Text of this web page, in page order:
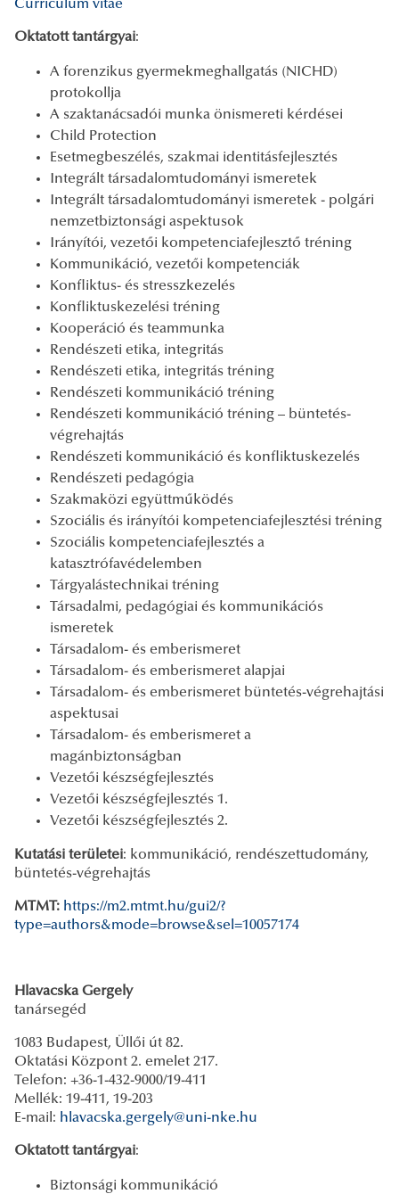
Curriculum vitae
Oktatott tantárgyai:
A forenzikus gyermekmeghallgatás (NICHD)
protokollja
A szaktanácsadói munka önismereti kérdései
Child Protection
Esetmegbeszélés, szakmai identitásfejlesztés
Integrált társadalomtudományi ismeretek
Integrált társadalomtudományi ismeretek - polgári
nemzetbiztonsági aspektusok
Irányítói, vezetői kompetenciafejlesztő tréning
Kommunikáció, vezetői kompetenciák
Konfliktus- és stresszkezelés
Konfliktuskezelési tréning
Kooperáció és teammunka
Rendészeti etika, integritás
Rendészeti etika, integritás tréning
Rendészeti kommunikáció tréning
Rendészeti kommunikáció tréning – büntetés-
végrehajtás
Rendészeti kommunikáció és konfliktuskezelés
Rendészeti pedagógia
Szakmaközi együttműködés
Szociális és irányítói kompetenciafejlesztési tréning
Szociális kompetenciafejlesztés a
katasztrófavédelemben
Tárgyalástechnikai tréning
Társadalmi, pedagógiai és kommunikációs
ismeretek
Társadalom- és emberismeret
Társadalom- és emberismeret alapjai
Társadalom- és emberismeret büntetés-végrehajtási
aspektusai
Társadalom- és emberismeret a
magánbiztonságban
Vezetői készségfejlesztés
Vezetői készségfejlesztés 1.
Vezetői készségfejlesztés 2.
Kutatási területei: kommunikáció, rendészettudomány,
büntetés-végrehajtás
MTMT: https://m2.mtmt.hu/gui2/?
type=authors&mode=browse&sel=10057174
Hlavacska Gergely
tanársegéd
1083 Budapest, Üllői út 82.
Oktatási Központ 2. emelet 217.
Telefon: +36-1-432-9000/19-411
Mellék: 19-411, 19-203
E-mail: hlavacska.gergely@uni-nke.hu
Oktatott tantárgyai:
Biztonsági kommunikáció